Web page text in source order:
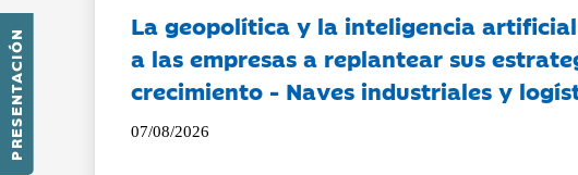
PRESENTACIÓN
La geopolítica y la inteligencia
a las empresas a replantear sus
crecimiento - Naves industriales y
07/08/2026